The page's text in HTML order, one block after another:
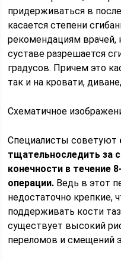
придерживаться в
касается степени
рекомендациям врачей,
суставе разрешается
градусов. Причем это
так и на кровати,
Схематичное
Специалисты советуют
тщательноследить за
конечности в течение
операции. Ведь в этот
недостаточно крепкие,
поддерживать кости
существует высокий
переломов и смещений